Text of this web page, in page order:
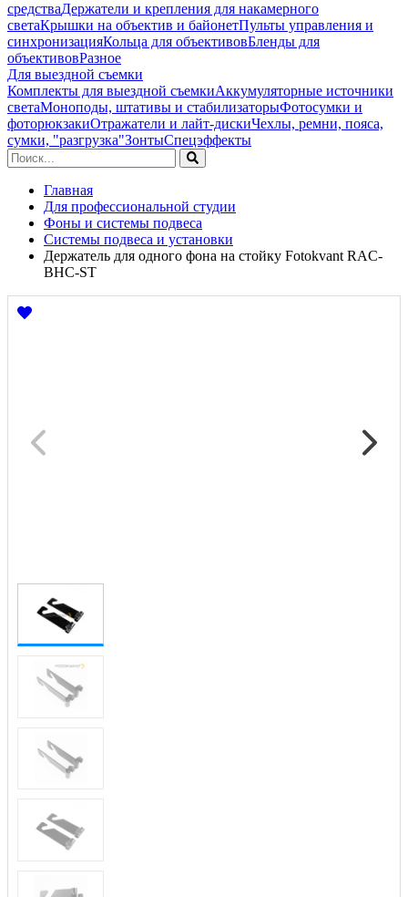
средстваДержатели и крепления для накамерного
светаКрышки на объектив и байонетПульты управления и
синхронизацияКольца для объективовБленды для
объективовРазное
Для выездной съемки
Комплекты для выездной съемкиАккумуляторные источники
светаМоноподы, штативы и стабилизаторыФотосумки и
фоторюкзакиОтражатели и лайт-дискиЧехлы, ремни, пояса,
сумки, "разгрузка"ЗонтыСпецэффекты
Главная
Для профессиональной студии
Фоны и системы подвеса
Системы подвеса и установки
Держатель для одного фона на стойку Fotokvant RAC-
BHC-ST